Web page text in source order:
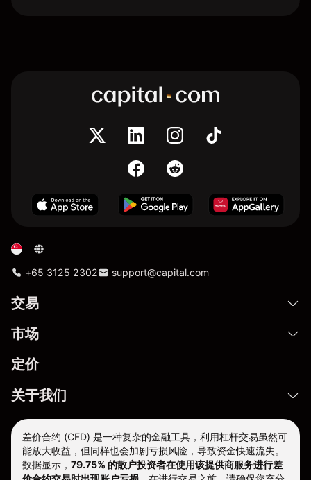
+65 3125 2302 support@capital.com
交易
市场
定价
关于我们
差价合约 (CFD) 是一种复杂的金融工具，利用杠杆交易虽然可
能放大收益，但同样也会加剧亏损风险，导致资金快速流失。
数据显示， 79.75% 的散户投资者在使用该提供商服务进行差